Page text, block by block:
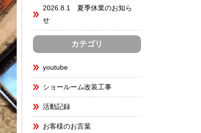
2026.8.1 夏季休業のお知ら
せ
カテゴリ
youtube
ショールーム改装工事
活動記録
お客様のお言葉